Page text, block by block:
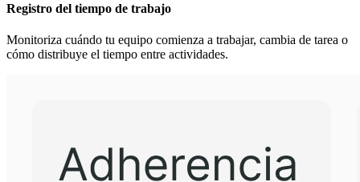
Registro del tiempo de trabajo
Monitoriza cuándo tu equipo comienza a trabajar, cambia de tarea o
cómo distribuye el tiempo entre actividades.